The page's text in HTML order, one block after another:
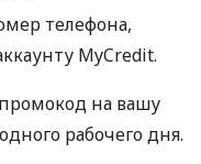
телефона,
MyCredit.
на вашу
рабочего дня.